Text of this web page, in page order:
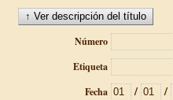
Número
Etiqueta
Fecha
/ /